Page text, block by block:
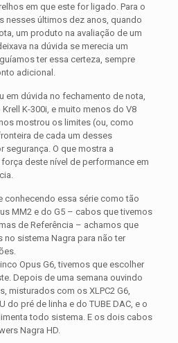
em que este for ligado. Para o
nesses últimos dez anos, quando
um produto na avaliação de um
na dúvida se merecia um
ter essa certeza, sempre
adicional.
em dúvida no fechamento de nota,
K-300i, e muito menos do V8
mostrou os limites (ou, como
de cada um desses
O que mostra a
deste nível de performance em
conhecendo essa série como tão
MM2 e do G5 – cabos que tivemos
de Referência – achamos que
no sistema Nagra para não ter
Opus G6, tivemos que escolher
Depois de uma semana ouvindo
misturados com os XLPC2 G6,
do pré de linha e do TUBE DAC, e o
todo sistema. E os dois cabos
Nagra HD.